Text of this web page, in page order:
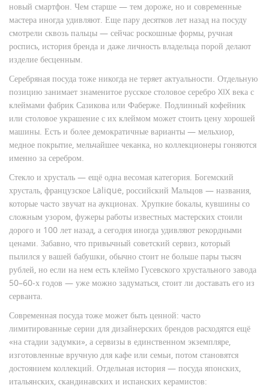
новый смартфон. Чем старше — тем дороже, но и современные
мастера иногда удивляют. Еще пару десятков лет назад на посуду
смотрели сквозь пальцы — сейчас роскошные формы, ручная
роспись, история бренда и даже личность владельца порой делают
изделие бесценным.
Серебряная посуда тоже никогда не теряет актуальности. Отдельную
позицию занимает знаменитое русское столовое серебро XIX века с
клеймами фабрик Сазикова или Фаберже. Подлинный кофейник
или столовое украшение с их клеймом может стоить цену хорошей
машины. Есть и более демократичные варианты — мельхиор,
медное покрытие, мельчайшее чеканка, но коллекционеры гоняются
именно за серебром.
Стекло и хрусталь — ещё одна весомая категория. Богемский
хрусталь, французское Lalique, российский Мальцов — названия,
которые часто звучат на аукционах. Хрупкие бокалы, кувшины со
сложным узором, фужеры работы известных мастерских стоили
дорого и 100 лет назад, а сегодня иногда удивляют рекордными
ценами. Забавно, что привычный советский сервиз, который
пылился у вашей бабушки, обычно стоит не больше пары тысяч
рублей, но если на нем есть клеймо Гусевского хрустального завода
50–60-х годов — уже можно задуматься, стоит ли доставать его из
серванта.
Современная посуда тоже может быть ценной: часто
лимитированные серии для дизайнерских брендов расходятся ещё
«на стадии задумки», а сервизы в единственном экземпляре,
изготовленные вручную для кафе или семьи, потом становятся
достоянием коллекций. Отдельная история — посуда японских,
итальянских, скандинавских и испанских керамистов: